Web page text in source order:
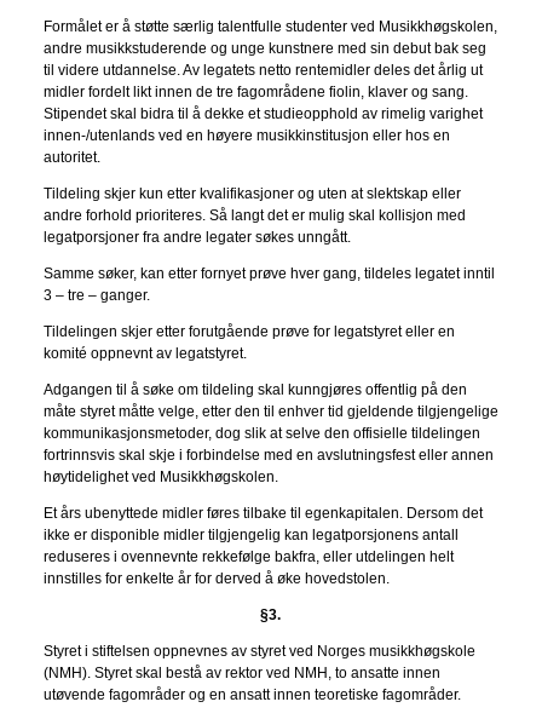
Formålet er å støtte særlig talentfulle studenter ved Musikkhøgskolen,
andre musikkstuderende og unge kunstnere med sin debut bak seg
til videre utdannelse. Av legatets netto rentemidler deles det årlig ut
midler fordelt likt innen de tre fagområdene fiolin, klaver og sang.
Stipendet skal bidra til å dekke et studieopphold av rimelig varighet
innen-/utenlands ved en høyere musikkinstitusjon eller hos en
autoritet.
Tildeling skjer kun etter kvalifikasjoner og uten at slektskap eller
andre forhold prioriteres. Så langt det er mulig skal kollisjon med
legatporsjoner fra andre legater søkes unngått.
Samme søker, kan etter fornyet prøve hver gang, tildeles legatet inntil
3 – tre – ganger.
Tildelingen skjer etter forutgående prøve for legatstyret eller en
komité oppnevnt av legatstyret.
Adgangen til å søke om tildeling skal kunngjøres offentlig på den
måte styret måtte velge, etter den til enhver tid gjeldende tilgjengelige
kommunikasjonsmetoder, dog slik at selve den offisielle tildelingen
fortrinnsvis skal skje i forbindelse med en avslutningsfest eller annen
høytidelighet ved Musikkhøgskolen.
Et års ubenyttede midler føres tilbake til egenkapitalen. Dersom det
ikke er disponible midler tilgjengelig kan legatporsjonens antall
reduseres i ovennevnte rekkefølge bakfra, eller utdelingen helt
innstilles for enkelte år for derved å øke hovedstolen.
§3.
Styret i stiftelsen oppnevnes av styret ved Norges musikkhøgskole
(NMH). Styret skal bestå av rektor ved NMH, to ansatte innen
utøvende fagområder og en ansatt innen teoretiske fagområder.